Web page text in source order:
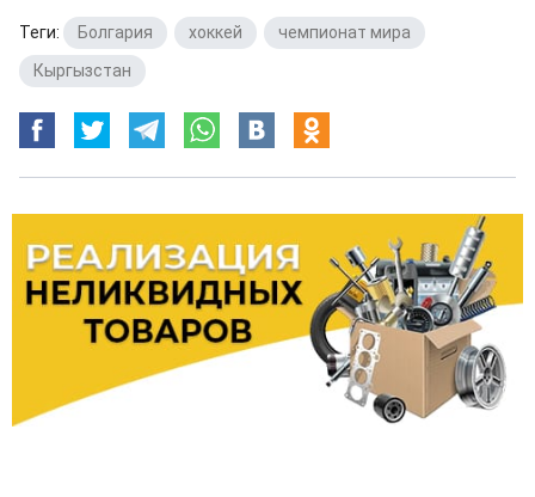
Теги: Болгария хоккей чемпионат мира
Кыргызстан